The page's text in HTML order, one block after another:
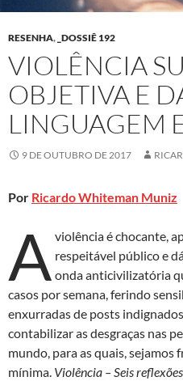
RESENHA, _DOSSIÊ 192
VIOLÊNCIA
OBJETIVA E
LINGUAGEM
9 DE OUTUBRO DE 2017
Por Ricardo Whiteman Muniz
A violência é chocante,
respeitável público e
onda anticivilizatória
casos por semana, ferindo
enxurradas de posts
contabilizar as desgraças nas
mundo, para as quais, sejamos
mínima. Violência – Seis